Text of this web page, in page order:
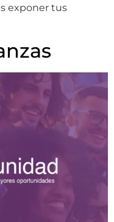
exponer tus